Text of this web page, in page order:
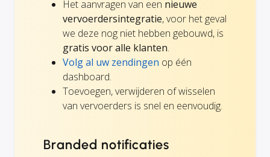
Het aanvragen van een nieuwe
vervoerdersintegratie, voor het geval
we deze nog niet hebben gebouwd, is
gratis voor alle klanten.
Volg al uw zendingen op één
dashboard.
Toevoegen, verwijderen of wisselen
van vervoerders is snel en eenvoudig.
Branded notificaties